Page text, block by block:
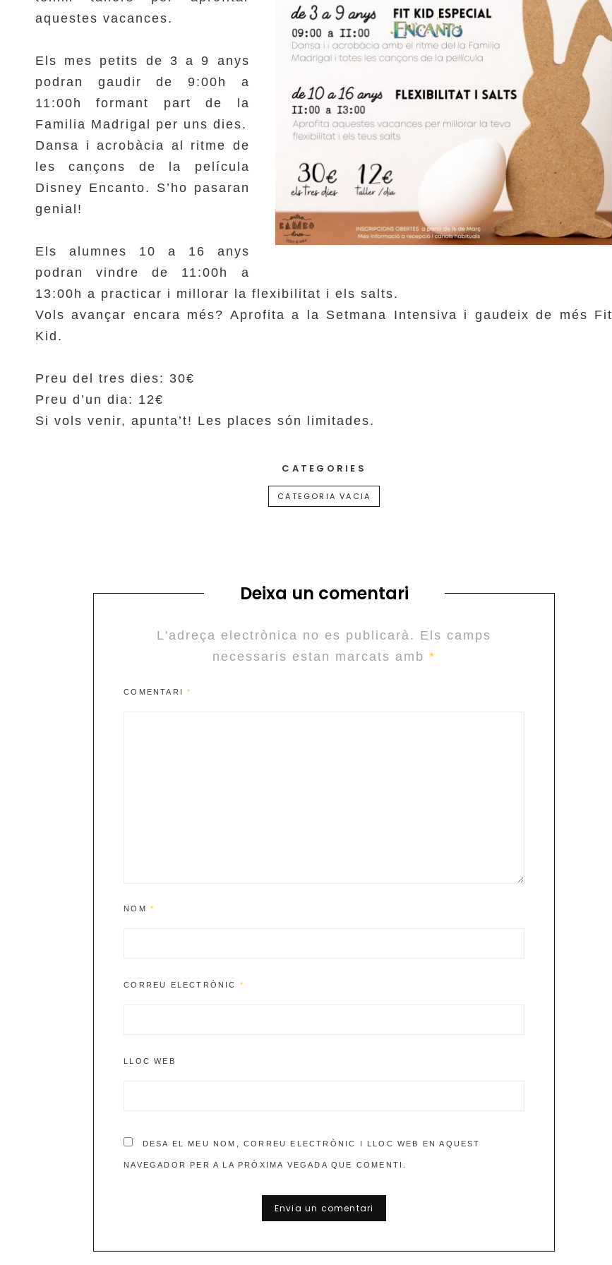
aquestes vacances.
Els mes petits de 3 a 9 anys
podran gaudir de 9:00h a
11:00h formant part de la
Familia Madrigal per uns dies.
Dansa i acrobàcia al ritme de
les cançons de la película
Disney Encanto. S’ho pasaran
genial!
Els alumnes 10 a 16 anys
podran vindre de 11:00h a
13:00h a practicar i millorar la flexibilitat i els salts.
Vols avançar encara més? Aprofita a la Setmana Intensiva i gaudeix de més Fit
Kid.
Preu del tres dies: 30€
Preu d’un dia: 12€
Si vols venir, apunta’t! Les places són limitades.
CATEGORIES
CATEGORIA VACIA
Deixa un comentari
L'adreça electrònica no es publicarà. Els camps
necessaris estan marcats amb*
COMENTARI*
NOM *
CORREU ELECTRÒNIC *
LLOC WEB
DESA EL MEU NOM, CORREU ELECTRÒNIC I LLOC WEB EN AQUEST
NAVEGADOR PER A LA PRÒXIMA VEGADA QUE COMENTI.